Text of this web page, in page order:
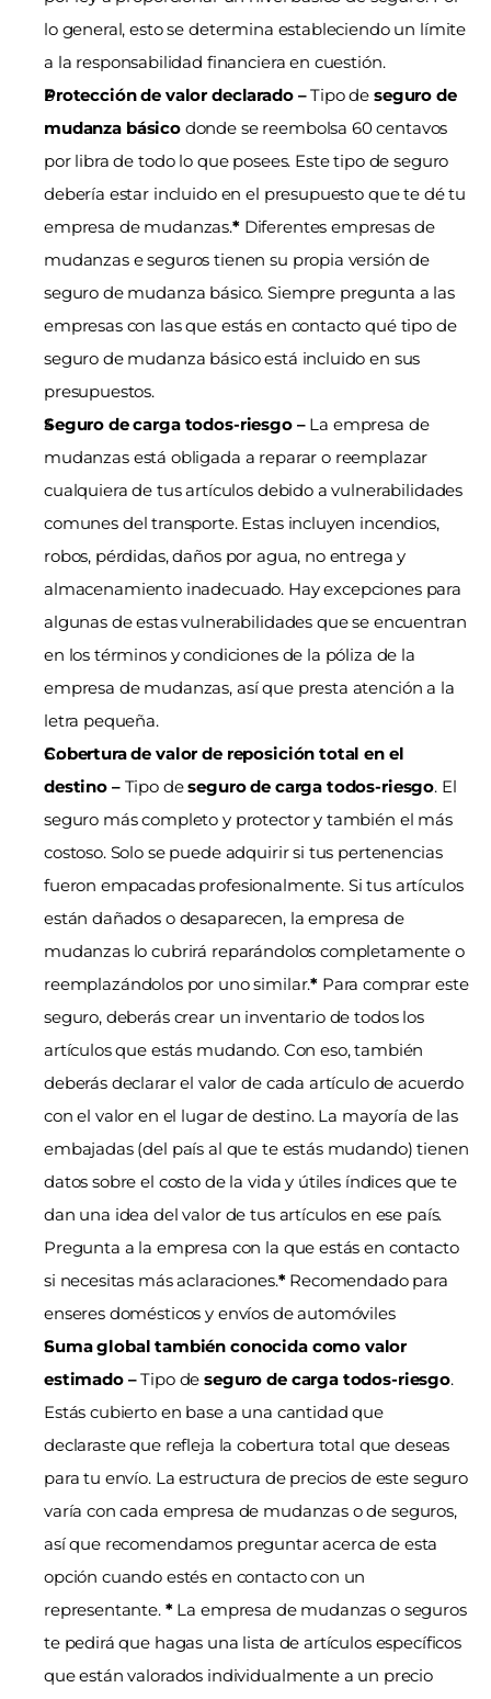
lo general, esto se determina estableciendo un límite
a la responsabilidad financiera en cuestión.
Protección de valor declarado – Tipo de seguro de
mudanza básico donde se reembolsa 60 centavos
por libra de todo lo que posees. Este tipo de seguro
debería estar incluido en el presupuesto que te dé tu
empresa de mudanzas.* Diferentes empresas de
mudanzas e seguros tienen su propia versión de
seguro de mudanza básico. Siempre pregunta a las
empresas con las que estás en contacto qué tipo de
seguro de mudanza básico está incluido en sus
presupuestos.
Seguro de carga todos-riesgo – La empresa de
mudanzas está obligada a reparar o reemplazar
cualquiera de tus artículos debido a vulnerabilidades
comunes del transporte. Estas incluyen incendios,
robos, pérdidas, daños por agua, no entrega y
almacenamiento inadecuado. Hay excepciones para
algunas de estas vulnerabilidades que se encuentran
en los términos y condiciones de la póliza de la
empresa de mudanzas, así que presta atención a la
letra pequeña.
Cobertura de valor de reposición total en el
destino – Tipo de seguro de carga todos-riesgo. El
seguro más completo y protector y también el más
costoso. Solo se puede adquirir si tus pertenencias
fueron empacadas profesionalmente. Si tus artículos
están dañados o desaparecen, la empresa de
mudanzas lo cubrirá reparándolos completamente o
reemplazándolos por uno similar.* Para comprar este
seguro, deberás crear un inventario de todos los
artículos que estás mudando. Con eso, también
deberás declarar el valor de cada artículo de acuerdo
con el valor en el lugar de destino. La mayoría de las
embajadas (del país al que te estás mudando) tienen
datos sobre el costo de la vida y útiles índices que te
dan una idea del valor de tus artículos en ese país.
Pregunta a la empresa con la que estás en contacto
si necesitas más aclaraciones.* Recomendado para
enseres domésticos y envíos de automóviles
Suma global también conocida como valor
estimado – Tipo de seguro de carga todos-riesgo.
Estás cubierto en base a una cantidad que
declaraste que refleja la cobertura total que deseas
para tu envío. La estructura de precios de este seguro
varía con cada empresa de mudanzas o de seguros,
así que recomendamos preguntar acerca de esta
opción cuando estés en contacto con un
representante. * La empresa de mudanzas o seguros
te pedirá que hagas una lista de artículos específicos
que están valorados individualmente a un precio